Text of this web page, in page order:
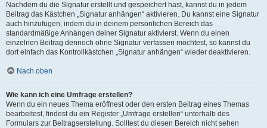
Nachdem du die Signatur erstellt und gespeichert hast, kannst du in jedem
Beitrag das Kästchen „Signatur anhängen“ aktivieren. Du kannst eine Signatur
auch hinzufügen, indem du in deinem persönlichen Bereich das
standardmäßige Anhängen deiner Signatur aktivierst. Wenn du einen
einzelnen Beitrag dennoch ohne Signatur verfassen möchtest, so kannst du
dort einfach das Kontrollkästchen „Signatur anhängen“ wieder deaktivieren.
Nach oben
Wie kann ich eine Umfrage erstellen?
Wenn du ein neues Thema eröffnest oder den ersten Beitrag eines Themas
bearbeitest, findest du ein Register „Umfrage erstellen“ unterhalb des
Formulars zur Beitragserstellung. Solltest du diesen Bereich nicht sehen